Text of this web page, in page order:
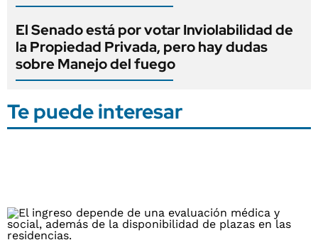
El Senado está por votar Inviolabilidad de
la Propiedad Privada, pero hay dudas
sobre Manejo del fuego
Te puede interesar